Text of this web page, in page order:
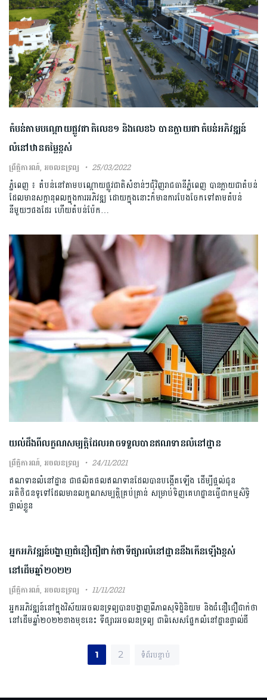
តំបន់តាមបណ្ដោយផ្លូវជាតិលេខ១ និងលេខ៦ បានក្លាយជាតំបន់អភិវឌ្ឍន៍
លំនៅឋានតម្លៃខ្ពស់
ព្រឹត្តិការណ៍, អចលនទ្រព្យ 25/03/2022
ភ្នំពេញ ៖ តំបន់នៅតាមបណ្ដោយផ្លូវជាតិសំខាន់ៗជុំវិញរាជធានីភ្នំពេញ បានក្លាយជាតំបន់
ដែលមានសក្ដានុពលក្នុងការអភិវឌ្ឍ ដោយក្នុងនោះក៏មានការបែងចែកទៅតាមតំបន់
នីមួយៗផងដែរ ហើយតំបន់ប៉ែក…
យល់ដឹងពីលក្ខណសម្បត្តិដែលអាចទទួលបានឥណទានលំនៅដ្ឋាន
ព្រឹត្តិការណ៍, អចលនទ្រព្យ 24/11/2021
ឥណទានលំនៅដ្ឋាន ជាផលិតផលឥណទានដែលបានបង្កើតឡើង ដើម្បីផ្តល់ជូន
អតិថិជនទូទៅដែលមានលក្ខណសម្បត្តិគ្រប់គ្រាន់ សម្រាប់ទិញគេហដ្ឋានធ្វើជាកម្មសិទ្ធិ
ផ្ទាល់ខ្លួន
អ្នកអភិវឌ្ឍន៍បង្ហាញជំនឿជឿជាក់ថាទីផ្សារលំនៅដ្ឋាននឹងកើនឡើងខ្ពស់
នៅដើមឆ្នាំ២០២២
ព្រឹត្តិការណ៍, អចលនទ្រព្យ 11/11/2021
អ្នកអភិវឌ្ឍន៍នៅក្នុងវិស័យអចលនទ្រព្យបានបង្ហាញពីភាពសុទិដ្ឋិនិយម និងជំនឿជឿជាក់ថា
នៅដើមឆ្នាំ២០២២ខាងមុខនេះ ទីផ្សារអចលនទ្រព្យ ជាពិសេសផ្នែកលំនៅដ្ឋានផ្ទាល់ដី
Posts pagination
1 2 Next